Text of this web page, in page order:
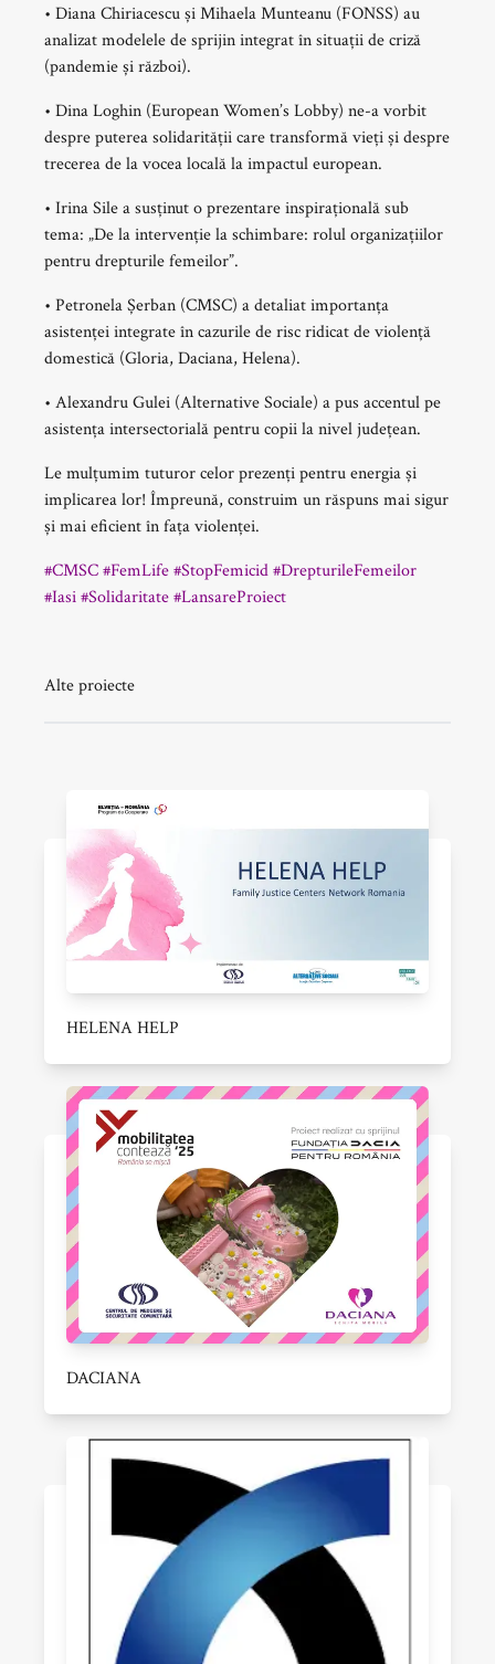
• Diana Chiriacescu și Mihaela Munteanu (FONSS) au
analizat modelele de sprijin integrat în situații de criză
(pandemie și război).
• Dina Loghin (European Women’s Lobby) ne-a vorbit
despre puterea solidarității care transformă vieți și despre
trecerea de la vocea locală la impactul european.
• Irina Sile a susținut o prezentare inspirațională sub
tema: „De la intervenție la schimbare: rolul organizațiilor
pentru drepturile femeilor”.
• Petronela Șerban (CMSC) a detaliat importanța
asistenței integrate în cazurile de risc ridicat de violență
domestică (Gloria, Daciana, Helena).
• Alexandru Gulei (Alternative Sociale) a pus accentul pe
asistența intersectorială pentru copii la nivel județean.
Le mulțumim tuturor celor prezenți pentru energia și
implicarea lor! Împreună, construim un răspuns mai sigur
și mai eficient în fața violenței.
#CMSC#FemLife#StopFemicid#DrepturileFemeilor
#Iasi#Solidaritate#LansareProiect
Alte proiecte
HELENA HELP
DACIANA